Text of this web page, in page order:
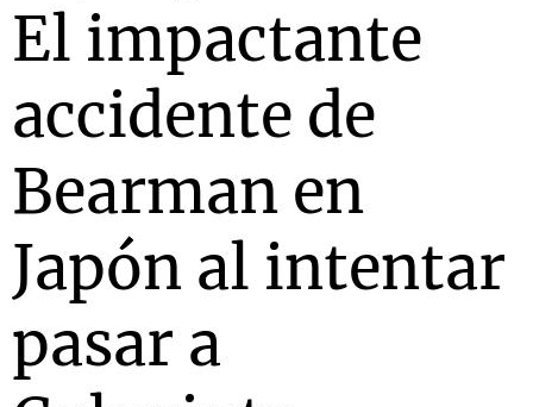
El impactante
accidente de
Bearman en
Japón al intentar
pasar a